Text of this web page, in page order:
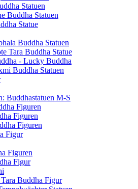
Statuen
Buddha Statuen
Statue
Buddha Statuen
Tara Buddha Statue
- Lucky Buddha
Buddha Statuen
Buddhastatuen M-S
Figuren
Figuren
Figuren
Figur
Figuren
Figur
Buddha Figur